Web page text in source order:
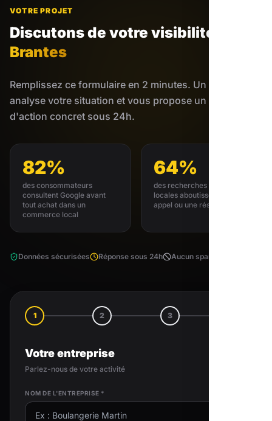
VOTRE PROJET
Discutons de votre visibilité
Brantes
Remplissez ce formulaire en 2 minutes. Un expert
analyse votre situation et vous propose un plan
d'action concret sous 24h.
82%
des consommateurs
consultent Google avant
tout achat dans un
commerce local
64%
des recherches GMB
locales aboutissent à un
appel ou une réservation
Données sécurisées Réponse sous 24h Aucun spam
1 2 3
Votre entreprise
Parlez-nous de votre activité
NOM DE L'ENTREPRISE *